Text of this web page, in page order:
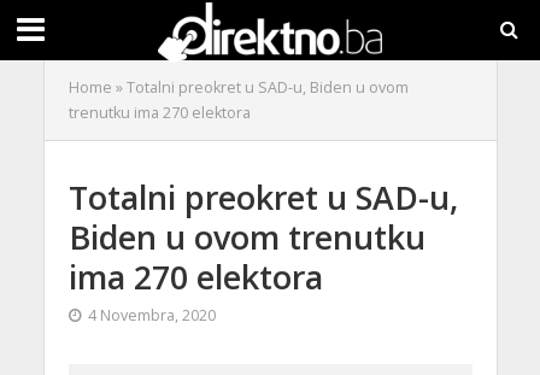
Home »Totalni preokret u SAD-u, Biden u ovom
trenutku ima 270 elektora
Totalni preokret u SAD-u,
Biden u ovom trenutku
ima 270 elektora
4 Novembra, 2020